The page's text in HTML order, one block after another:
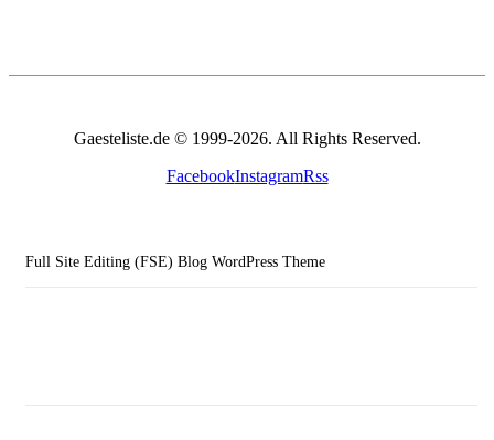
Gaesteliste.de © 1999-2026. All Rights Reserved.
FacebookInstagramRss
Full Site Editing (FSE) Blog WordPress Theme